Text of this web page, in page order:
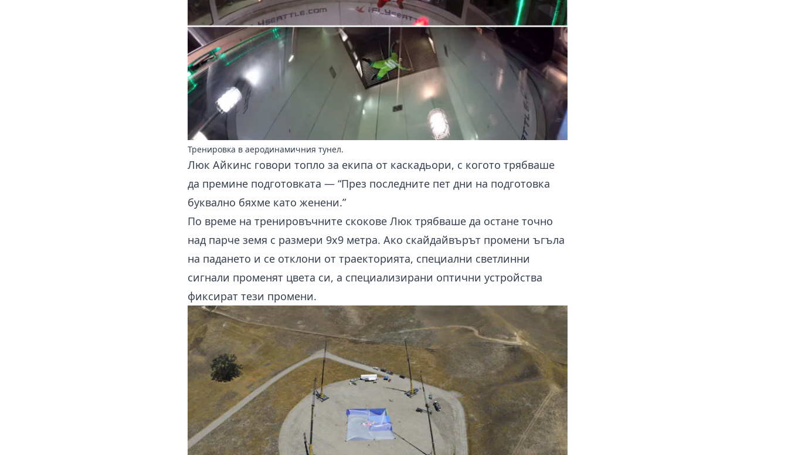
Тренировка в аеродинамичния тунел.
Люк Айкинс говори топло за екипа от каскадьори, с когото трябваше
да премине подготовката — “През последните пет дни на подготовка
буквално бяхме като женени.”
По време на тренировъчните скокове Люк трябваше да остане точно
над парче земя с размери 9х9 метра. Ако скайдайвърът промени ъгъла
на падането и се отклони от траекторията, специални светлинни
сигнали променят цвета си, а специализирани оптични устройства
фиксират тези промени.